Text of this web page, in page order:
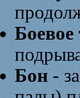
Боевое
Бон-